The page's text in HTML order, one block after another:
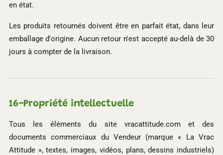
en état.
Les produits retournés doivent être en parfait état, dans leur
emballage d'origine. Aucun retour n'est accepté au-delà de 30
jours à compter de la livraison.
16-Propriété intellectuelle
Tous les éléments du site vracattitude.com et des
documents commerciaux du Vendeur (marque « La Vrac
Attitude », textes, images, vidéos, plans, dessins industriels)